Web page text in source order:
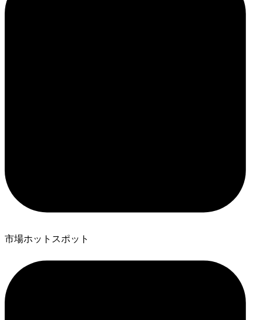
市場ホットスポット